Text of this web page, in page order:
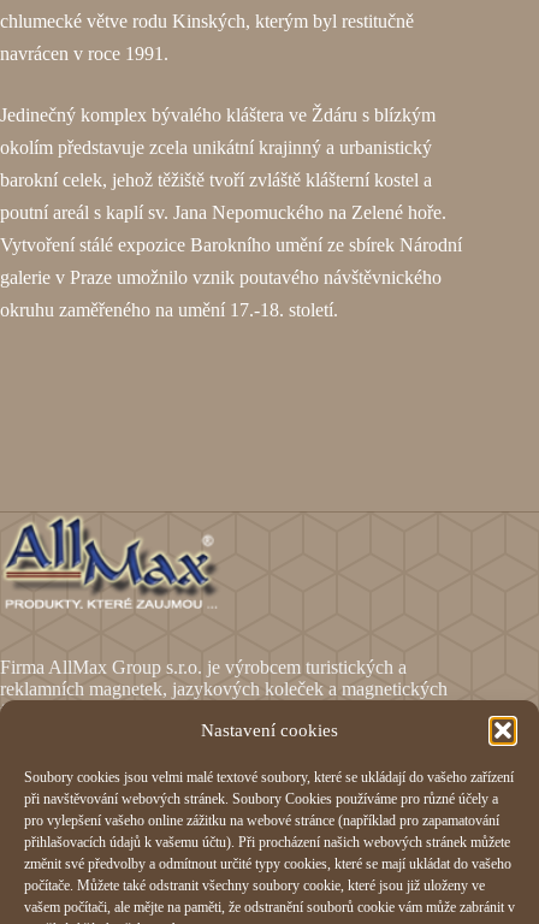
Nastavení cookies
Soubory cookies jsou velmi malé textové soubory, které se ukládají do vašeho zařízení
při navštěvování webových stránek. Soubory Cookies používáme pro různé účely a
pro vylepšení vašeho online zážitku na webové stránce (například pro zapamatování
přihlašovacích údajů k vašemu účtu). Při procházení našich webových stránek můžete
změnit své předvolby a odmítnout určité typy cookies, které se mají ukládat do vašeho
počítače. Můžete také odstranit všechny soubory cookie, které jsou již uloženy ve
vašem počítači, ale mějte na paměti, že odstranění souborů cookie vám může zabránit v
chlumecké větve rodu Kinských, kterým byl restitučně
navrácen v roce 1991.
Jedinečný komplex bývalého kláštera ve Ždáru s blízkým
okolím představuje zcela unikátní krajinný a urbanistický
barokní celek, jehož těžiště tvoří zvláště klášterní kostel a
poutní areál s kaplí sv. Jana Nepomuckého na Zelené hoře.
Vytvoření stálé expozice Barokního umění ze sbírek Národní
galerie v Praze umožnilo vznik poutavého návštěvnického
okruhu zaměřeného na umění 17.-18. století.
Firma AllMax Group s.r.o. je výrobcem turistických a
reklamních magnetek, jazykových koleček a magnetických
fólií.
Informace
Obchodní podmínky
Reklamační formulář
Odstoupení od smlouvy
Ochrana osobních údajů
Cookies